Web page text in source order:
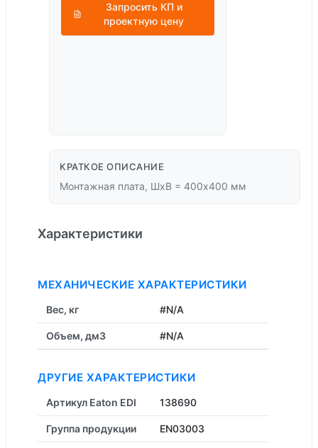
Запросить КП и
проектную цену
КРАТКОЕ ОПИСАНИЕ
Монтажная плата, ШхВ = 400x400 мм
Характеристики
МЕХАНИЧЕСКИЕ ХАРАКТЕРИСТИКИ
Вес, кг #N/A
Объем, дм3 #N/A
ДРУГИЕ ХАРАКТЕРИСТИКИ
Артикул Eaton EDI 138690
Группа продукции EN03003